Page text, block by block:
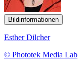
Bildinformationen
Esther Dilcher
© Phototek Media Lab